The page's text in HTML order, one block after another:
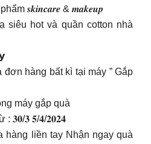
𝒔𝒌𝒊𝒏𝒄𝒂𝒓𝒆 & 𝒎𝒂𝒌𝒆𝒖𝒑
hot và quần cotton nhà
hàng bất kì tại máy ” Gắp
máy gắp quà
𝟑𝟎/𝟑 𝟓/𝟒/𝟐𝟎𝟐𝟒
hàng liền tay Nhận ngay quà